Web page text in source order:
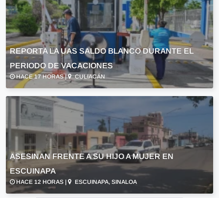
REPORTA LA UAS SALDO BLANCO DURANTE EL
PERIODO DE VACACIONES
HACE 17 HORAS | CULIACÁN
ASESINAN FRENTE A SU HIJO A MUJER EN
ESCUINAPA
HACE 12 HORAS | ESCUINAPA, SINALOA